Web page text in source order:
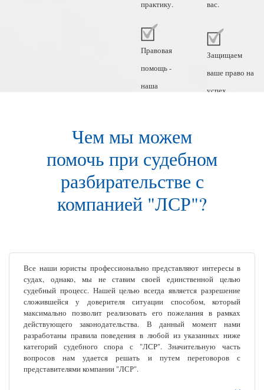
практику.
вас.
Правовая
помощь -
наша
Защищаем
ваше право на
успех.
Чем мы можем
помочь при судебном
разбирательстве с
компанией "ЛСР"?
Все наши юристы профессионально представляют интересы в
судах, однако, мы не ставим своей единственной целью
судебный процесс. Нашей целью всегда является разрешение
сложившейся у доверителя ситуации способом, который
максимально позволит реализовать его пожелания в рамках
действующего законодательства. В данный момент нами
разработаны правила поведения в любой из указанных ниже
категорий судебного спора с "ЛСР". Значительную часть
вопросов нам удается решать и путем переговоров с
представителями компании "ЛСР".